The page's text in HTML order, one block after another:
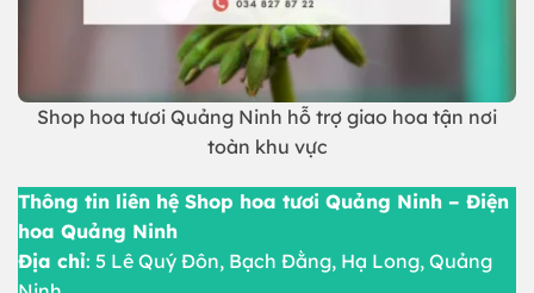
Shop hoa tươi Quảng Ninh hỗ trợ giao hoa tận nơi
toàn khu vực
Thông tin liên hệ Shop hoa tươi Quảng Ninh – Điện
hoa Quảng Ninh
Địa chỉ: 5 Lê Quý Đôn, Bạch Đằng, Hạ Long, Quảng